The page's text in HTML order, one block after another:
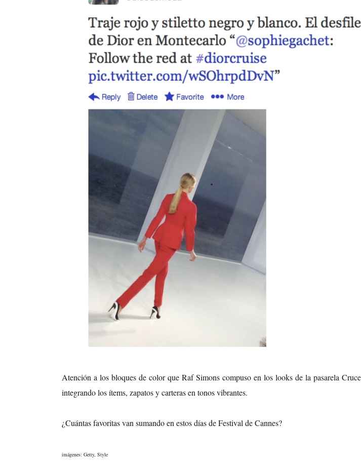
Atención a los bloques de color que Raf Simons compuso en los looks de la pasarela
integrando los ítems, zapatos y carteras en tonos vibrantes.
¿Cuántas favoritas van sumando en estos días de Festival de Cannes?
imágenes: Getty, Style